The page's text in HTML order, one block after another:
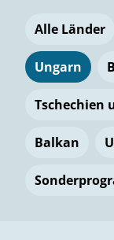
Alle Länder
Ungarn
Tschechien
Balkan